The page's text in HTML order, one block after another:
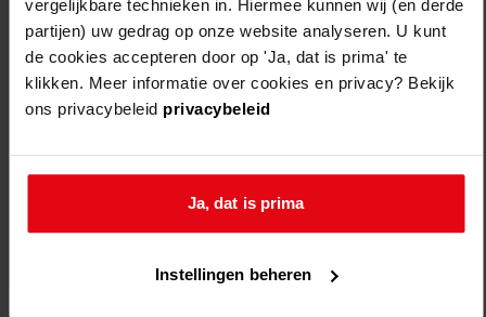
vergelijkbare technieken in. Hiermee kunnen wij (en derde
partijen) uw gedrag op onze website analyseren. U kunt
de cookies accepteren door op 'Ja, dat is prima' te
klikken. Meer informatie over cookies en privacy? Bekijk
ons privacybeleid privacybeleid
Ja, dat is prima
Instellingen beheren